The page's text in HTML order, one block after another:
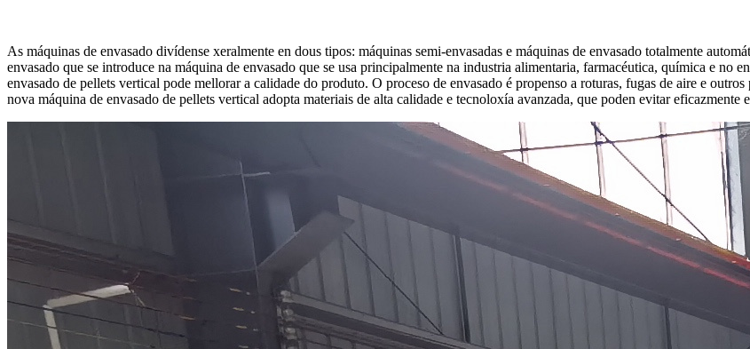
As máquinas de envasado divídense xeralmente en dous tipos: máquinas semi-envasadas e máquinas de envasado totalmente
envasado que se introduce na máquina de envasado que se usa principalmente na industria alimentaria, farmacéutica, química e no
envasado de pellets vertical pode mellorar a calidade do produto. O proceso de envasado é propenso a roturas, fugas de aire e
nova máquina de envasado de pellets vertical adopta materiais de alta calidade e tecnoloxía avanzada, que poden evitar eficazmente